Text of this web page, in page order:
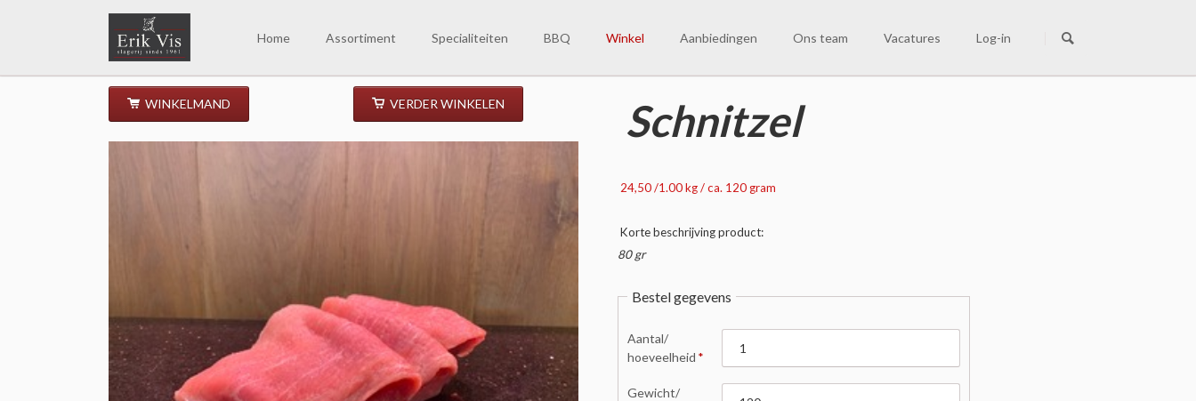
overslaan
Home Assortiment Specialiteiten BBQ Winkel Aanbiedingen Ons team
Wie zijn wij
Vacatures Log-in
WINKELMAND VERDER WINKELEN Schnitzel
24,50 /1.00 kg / ca. 120 gram
Korte beschrijving product:
80 gr
Bestel gegevens
Verplicht
veld
Aantal/
hoeveelheid *
Verplicht
Gewicht/